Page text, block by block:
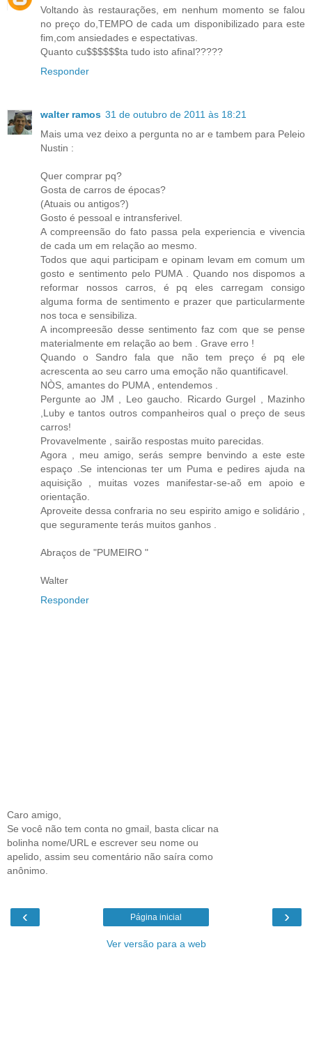
Voltando às restaurações, em nenhum momento se falou
no preço do,TEMPO de cada um disponibilizado para este
fim,com ansiedades e espectativas.
Quanto cu$$$$$$ta tudo isto afinal?????
Responder
walter ramos 31 de outubro de 2011 às 18:21
Mais uma vez deixo a pergunta no ar e tambem para Peleio
Nustin :
Quer comprar pq?
Gosta de carros de épocas?
(Atuais ou antigos?)
Gosto é pessoal e intransferivel.
A compreensão do fato passa pela experiencia e vivencia
de cada um em relação ao mesmo.
Todos que aqui participam e opinam levam em comum um
gosto e sentimento pelo PUMA . Quando nos dispomos a
reformar nossos carros, é pq eles carregam consigo
alguma forma de sentimento e prazer que particularmente
nos toca e sensibiliza.
A incompreesão desse sentimento faz com que se pense
materialmente em relação ao bem . Grave erro !
Quando o Sandro fala que não tem preço é pq ele
acrescenta ao seu carro uma emoção não quantificavel.
NÒS, amantes do PUMA , entendemos .
Pergunte ao JM , Leo gaucho. Ricardo Gurgel , Mazinho
,Luby e tantos outros companheiros qual o preço de seus
carros!
Provavelmente , sairão respostas muito parecidas.
Agora , meu amigo, serás sempre benvindo a este este
espaço .Se intencionas ter um Puma e pedires ajuda na
aquisição , muitas vozes manifestar-se-aõ em apoio e
orientação.
Aproveite dessa confraria no seu espirito amigo e solidário ,
que seguramente terás muitos ganhos .
Abraços de "PUMEIRO "
Walter
Responder
Caro amigo,
Se você não tem conta no gmail, basta clicar na
bolinha nome/URL e escrever seu nome ou
apelido, assim seu comentário não saíra como
anônimo.
‹ ›
Página inicial
Ver versão para a web